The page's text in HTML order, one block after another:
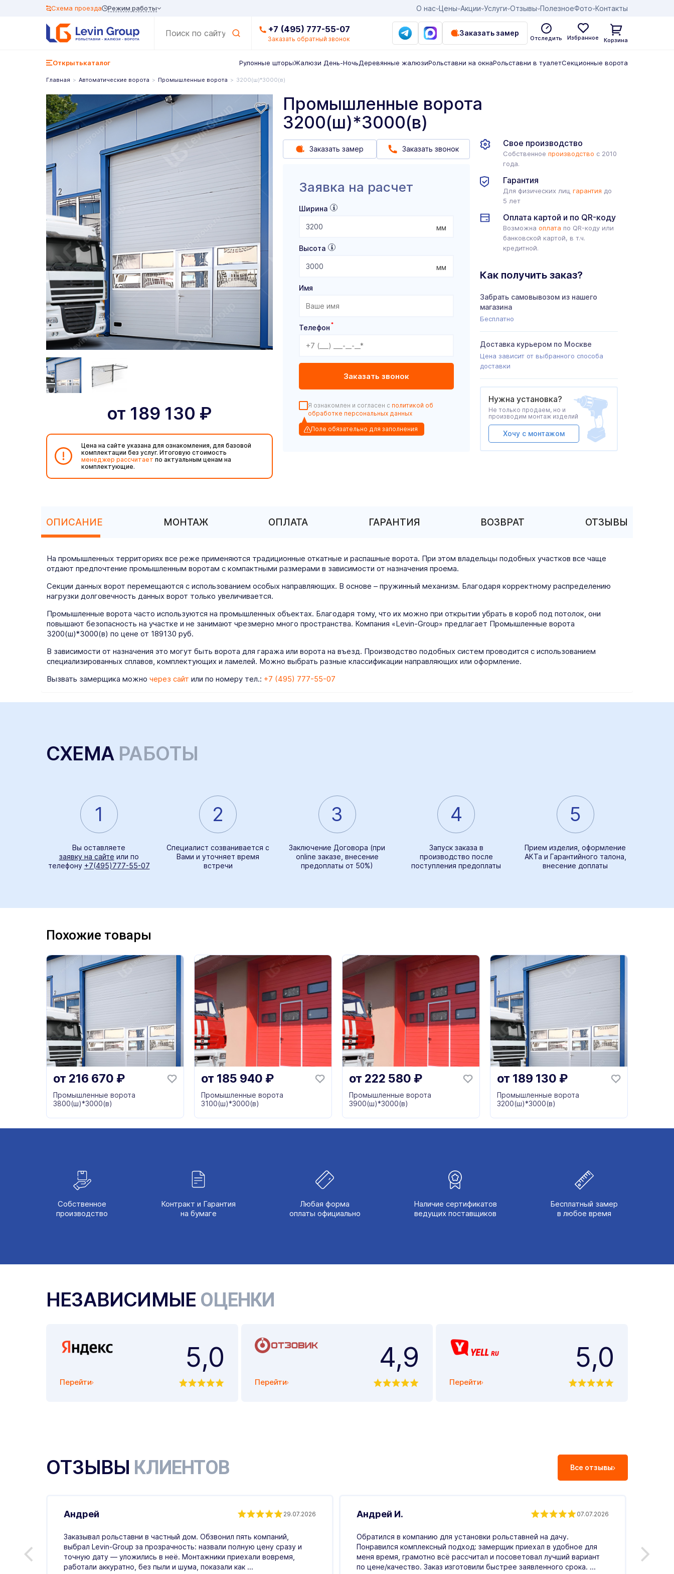
О нас Цены Акции Услуги Отзывы ПолезноеФото Контакты
Схема проезда Режим работы
+7 (495) 777-55-07
Заказать обратный звонок
Заказать замер
Отследить Избранное Корзина
Открытькаталог Рулонные шторыЖалюзи День-НочьДеревянные жалюзиРольставни на окнаРольставни в туалетСекционные ворота
Главная Автоматические ворота Промышленные ворота 3200(ш)*3000(в)
Промышленные ворота
3200(ш)*3000(в)
от 189 130 ₽
Цена на сайте указана для ознакомления, для базовой
комплектации без услуг. Итоговую стоимость
менеджер рассчитает по актуальным ценам на
комплектующие.
Заказать замер Заказать звонок
Заявка на расчет
Ширина
мм
Высота
мм
Имя
Телефон *
Я ознакомлен и согласен с политикой об
обработке персональных данных
Поле обязательно для заполнения
Свое производство
Собственноепроизводство с 2010
года.
Гарантия
Для физических лицгарантия до
5 лет
Оплата картой и по QR-коду
Возможнаоплата по QR-коду или
банковской картой, в т.ч.
кредитной.
Как получить заказ?
Забрать самовывозом из нашего
магазина
Бесплатно
Доставка курьером по Москве
Цена зависит от выбранного способа
доставки
Нужна установка?
Не только продаем, но и
производим монтаж изделий
Хочу с монтажом
ОПИСАНИЕ МОНТАЖ ОПЛАТА ГАРАНТИЯ ВОЗВРАТ ОТЗЫВЫ
На промышленных территориях все реже применяются традиционные откатные и распашные ворота. При этом владельцы подобных участков все чаще
отдают предпочтение промышленным воротам с компактными размерами в зависимости от назначения проема.
Секции данных ворот перемещаются с использованием особых направляющих. В основе – пружинный механизм. Благодаря корректному распределению
нагрузки долговечность данных ворот только увеличивается.
Промышленные ворота часто используются на промышленных объектах. Благодаря тому, что их можно при открытии убрать в короб под потолок, они
повышают безопасность на участке и не занимают чрезмерно много пространства. Компания «Levin-Group» предлагает Промышленные ворота
3200(ш)*3000(в) по цене от 189130 руб.
В зависимости от назначения это могут быть ворота для гаража или ворота на въезд. Производство подобных систем проводится с использованием
специализированных сплавов, комплектующих и ламелей. Можно выбрать разные классификации направляющих или оформление.
Вызвать замерщика можно через сайт или по номеру тел.: +7 (495) 777-55-07
СХЕМА РАБОТЫ
1
Вы оставляете
заявку на сайте или по
телефону +7(495)777-55-07
2
Специалист созванивается с
Вами и уточняет время
встречи
3
Заключение Договора (при
online заказе, внесение
предоплаты от 50%)
4
Запуск заказа в
производство после
поступления предоплаты
5
Прием изделия, оформление
АКТа и Гарантийного талона,
внесение доплаты
Похожие товары
от 216 670 ₽
Промышленные ворота
3800(ш)*3000(в)
от 185 940 ₽
Промышленные ворота
3100(ш)*3000(в)
от 222 580 ₽
Промышленные ворота
3900(ш)*3000(в)
от 189 130 ₽
Промышленные ворота
3200(ш)*3000(в)
Собственное
производство
Контракт и Гарантия
на бумаге
Любая форма
оплаты официально
Наличие сертификатов
ведущих поставщиков
Бесплатный замер
в любое время
НЕЗАВИСИМЫЕ ОЦЕНКИ
Перейти
5,0
Перейти
4,9
Перейти
5,0
ОТЗЫВЫ КЛИЕНТОВ Все отзывы
Андрей 29.07.2026
Заказывал рольставни в частный дом. Обзвонил пять компаний,
выбрал Levin-Group за прозрачность: назвали полную цену сразу и
точную дату — уложились в неё. Монтажники приехали вовремя,
работали аккуратно, без пыли и шума, показали как ...
Андрей И. 07.07.2026
Обратился в компанию для установки рольставней на дачу.
Понравился комплексный подход: замерщик приехал в удобное для
меня время, грамотно всё рассчитал и посоветовал лучший вариант
по цене/качество. Заказ изготовили быстрее заявленного срока. ...